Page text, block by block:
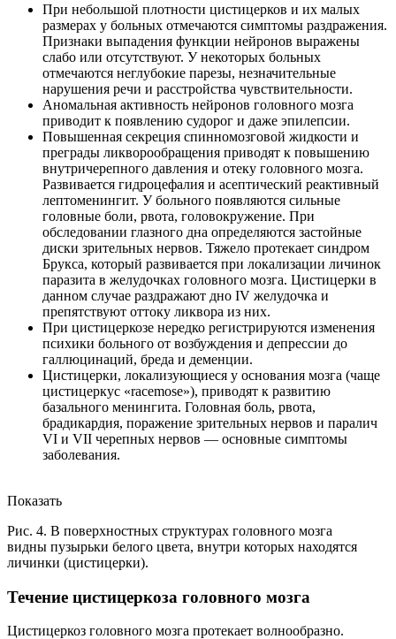
При небольшой плотности цистицерков и их малых
размерах у больных отмечаются симптомы раздражения.
Признаки выпадения функции нейронов выражены
слабо или отсутствуют. У некоторых больных
отмечаются неглубокие парезы, незначительные
нарушения речи и расстройства чувствительности.
Аномальная активность нейронов головного мозга
приводит к появлению судорог и даже эпилепсии.
Повышенная секреция спинномозговой жидкости и
преграды ликворообращения приводят к повышению
внутричерепного давления и отеку головного мозга.
Развивается гидроцефалия и асептический реактивный
лептоменингит. У больного появляются сильные
головные боли, рвота, головокружение. При
обследовании глазного дна определяются застойные
диски зрительных нервов. Тяжело протекает синдром
Брукса, который развивается при локализации личинок
паразита в желудочках головного мозга. Цистицерки в
данном случае раздражают дно IV желудочка и
препятствуют оттоку ликвора из них.
При цистицеркозе нередко регистрируются изменения
психики больного от возбуждения и депрессии до
галлюцинаций, бреда и деменции.
Цистицерки, локализующиеся у основания мозга (чаще
цистицеркус «racemose»), приводят к развитию
базального менингита. Головная боль, рвота,
брадикардия, поражение зрительных нервов и паралич
VI и VII черепных нервов — основные симптомы
заболевания.
Показать
Рис. 4. В поверхностных структурах головного мозга
видны пузырьки белого цвета, внутри которых находятся
личинки (цистицерки).
Течение цистицеркоза головного мозга
Цистицеркоз головного мозга протекает волнообразно.